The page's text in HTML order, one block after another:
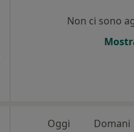
Non ci sono
Oggi Domani